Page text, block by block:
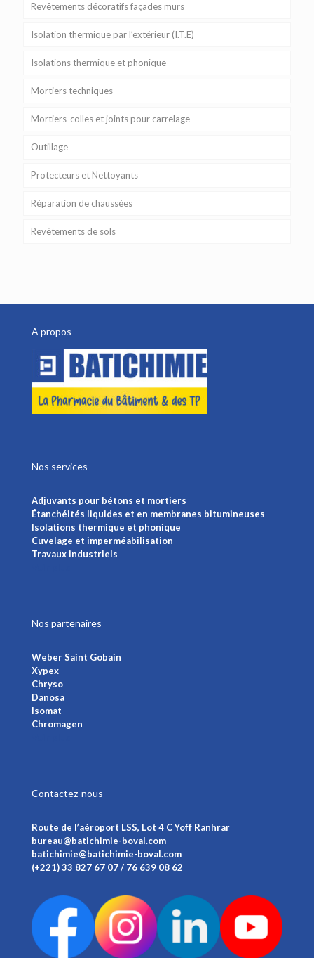
Revêtements décoratifs façades murs
Isolation thermique par l’extérieur (I.T.E)
Isolations thermique et phonique
Mortiers techniques
Mortiers-colles et joints pour carrelage
Outillage
Protecteurs et Nettoyants
Réparation de chaussées
Revêtements de sols
A propos
Nos services
Adjuvants pour bétons et mortiers
Étanchéités liquides et en membranes bitumineuses
Isolations thermique et phonique
Cuvelage et imperméabilisation
Travaux industriels
Nos partenaires
Weber Saint Gobain
Xypex
Chryso
Danosa
Isomat
Chromagen
Contactez-nous
Route de l’aéroport LSS, Lot 4 C Yoff Ranhrar
bureau@batichimie-boval.com
batichimie@batichimie-boval.com
(+221) 33 827 67 07 / 76 639 08 62